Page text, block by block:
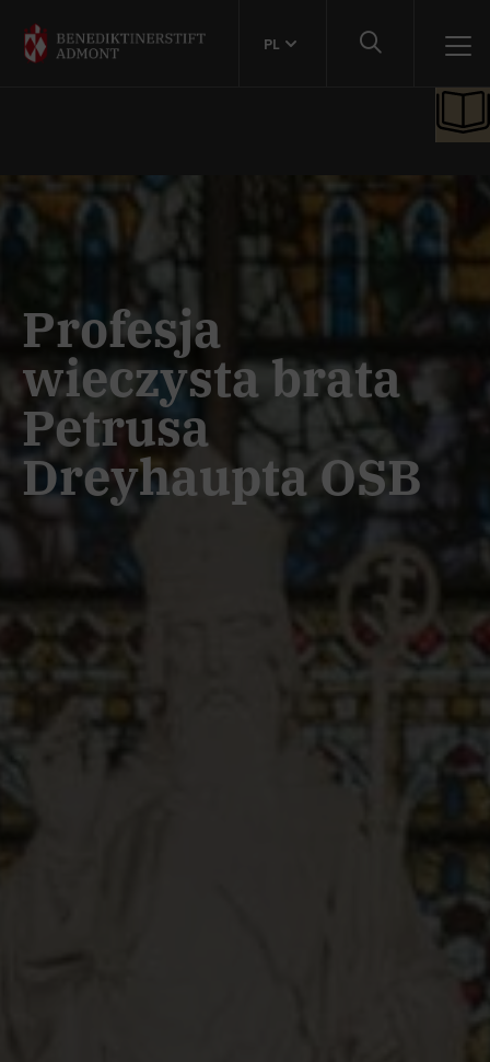
PL
Profesja
wieczysta brata
Petrusa
Dreyhaupta OSB